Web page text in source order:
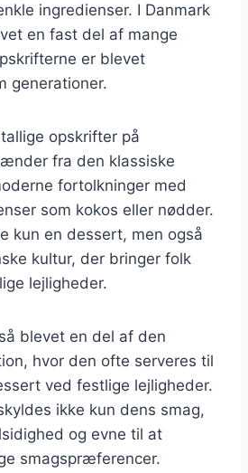
ingredienser. I Danmark
en fast del af mange
er blevet
generationer.
opskrifter på
fra den klassiske
fortolkninger med
som kokos eller nødder.
kun en dessert, men også
kultur, der bringer folk
lejligheder.
blevet en del af den
hvor den ofte serveres til
ved festlige lejligheder.
ikke kun dens smag,
og evne til at
smagspræferencer.